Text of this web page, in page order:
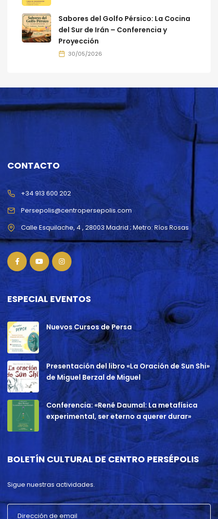
Sabores del Golfo Pérsico: La Cocina
del Sur de Irán – Conferencia y
Proyección
30/05/2026
CONTACTO
Persepolis@centropersepolis.com
+34 913 600 202
ESPECIAL EVENTOS
Nuevos Cursos de Persa
Presentación del libro «La Oración de Sun Shi»
de Miguel Berzal de Miguel
Conferencia: «René Daumal: La metafísica
experimental, ser eterno a querer durar»
BOLETÍN CULTURAL DE CENTRO PERSÉPOLIS
Sigue nuestras actividades.